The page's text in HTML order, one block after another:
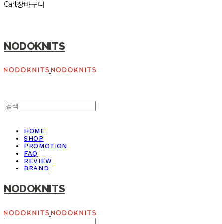
Cart장바구니
NODOKNITS
HOME
SHOP
PROMOTION
FAQ
REVIEW
BRAND
NODOKNITS